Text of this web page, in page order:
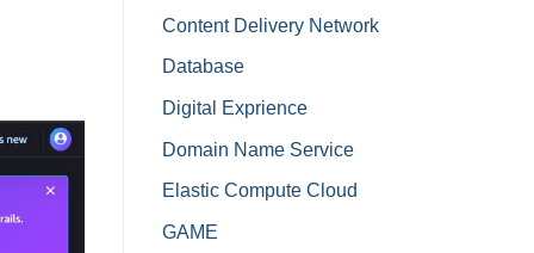
Content Delivery Network
Database
Digital Exprience
Domain Name Service
Elastic Compute Cloud
GAME